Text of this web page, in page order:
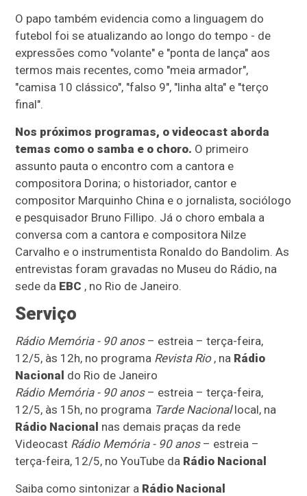
O papo também evidencia como a linguagem do
futebol foi se atualizando ao longo do tempo - de
expressões como "volante" e "ponta de lança" aos
termos mais recentes, como "meia armador",
"camisa 10 clássico", "falso 9", "linha alta" e "terço
final".
Nos próximos programas, o videocast aborda
temas como o samba e o choro. O primeiro
assunto pauta o encontro com a cantora e
compositora Dorina; o historiador, cantor e
compositor Marquinho China e o jornalista, sociólogo
e pesquisador Bruno Fillipo. Já o choro embala a
conversa com a cantora e compositora Nilze
Carvalho e o instrumentista Ronaldo do Bandolim. As
entrevistas foram gravadas no Museu do Rádio, na
sede da EBC , no Rio de Janeiro.
Serviço
Rádio Memória - 90 anos– estreia – terça-feira,
12/5, às 12h, no programa Revista Rio, na Rádio
Nacional do Rio de Janeiro
Rádio Memória - 90 anos– estreia – terça-feira,
12/5, às 15h, no programa Tarde Nacionallocal, na
Rádio Nacional nas demais praças da rede
Videocast Rádio Memória - 90 anos– estreia –
terça-feira, 12/5, no YouTube da Rádio Nacional
Saiba como sintonizar a Rádio Nacional